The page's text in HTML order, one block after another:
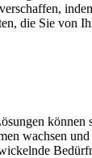
die Sie von
können
wachsen und